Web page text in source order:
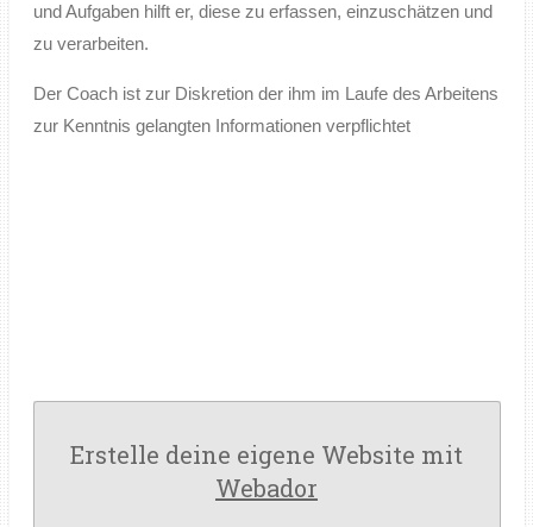
und Aufgaben hilft er, diese zu erfassen, einzuschätzen und
zu verarbeiten.
Der Coach ist zur Diskretion der ihm im Laufe des Arbeitens
zur Kenntnis gelangten Informationen verpflichtet
Erstelle deine eigene Website mit
Webador